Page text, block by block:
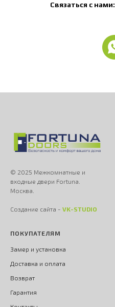
Связаться с нами:
© 2025 Межкомнатные и
входные двери Fortuna.
Москва.
Создание сайта - VK-STUDIO
ПОКУПАТЕЛЯМ
Замер и установка
Доставка и оплата
Возврат
Гарантия